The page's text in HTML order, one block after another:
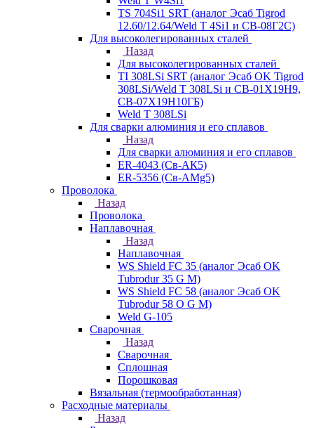
TS 704Si1 SRT (аналог Эсаб Tigrod
12.60/12.64/Weld T 4Si1 и СВ-08Г2С)
Для высоколегированных сталей
Назад
Для высоколегированных сталей
TI 308LSi SRT (аналог Эсаб OK Tigrod
308LSi/Weld T 308LSi и СВ-01Х19Н9,
СВ-07Х19Н10ГБ)
Weld T 308LSi
Для сварки алюминия и его сплавов
Назад
Для сварки алюминия и его сплавов
ER-4043 (Св-АК5)
ER-5356 (Св-АМg5)
Проволока
Назад
Проволока
Наплавочная
Назад
Наплавочная
WS Shield FC 35 (аналог Эсаб OK
Tubrodur 35 G M)
WS Shield FC 58 (аналог Эсаб OK
Tubrodur 58 O G M)
Weld G-105
Сварочная
Назад
Сварочная
Сплошная
Порошковая
Вязальная (термообработанная)
Расходные материалы
Назад